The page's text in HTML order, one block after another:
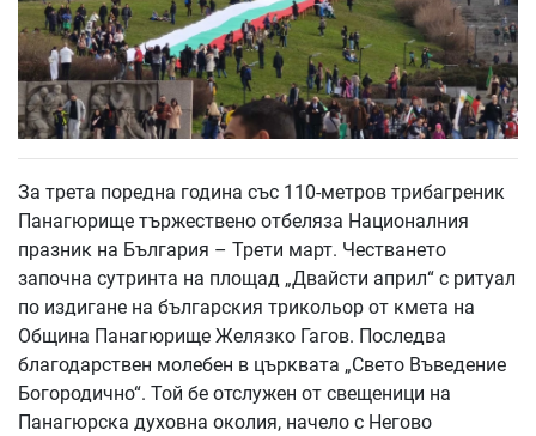
За трета поредна година със 110-метров трибагреник
Панагюрище тържествено отбеляза Националния
празник на България – Трети март. Честването
започна сутринта на площад „Двайсти април“ с ритуал
по издигане на българския трикольор от кмета на
Община Панагюрище Желязко Гагов. Последва
благодарствен молебен в църквата „Свето Въведение
Богородично“. Той бе отслужен от свещеници на
Панагюрска духовна околия, начело с Негово